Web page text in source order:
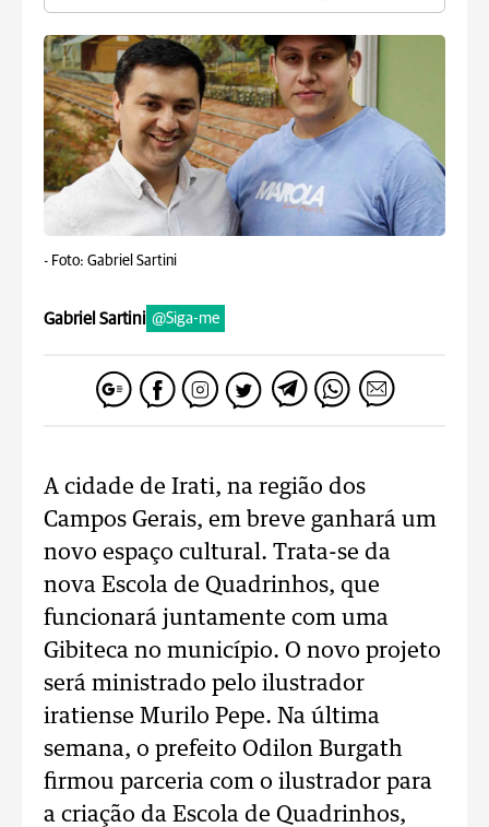
- Foto: Gabriel Sartini
Gabriel Sartini @Siga-me
A cidade de Irati, na região dos
Campos Gerais, em breve ganhará um
novo espaço cultural. Trata-se da
nova Escola de Quadrinhos, que
funcionará juntamente com uma
Gibiteca no município. O novo projeto
será ministrado pelo ilustrador
iratiense Murilo Pepe. Na última
semana, o prefeito Odilon Burgath
firmou parceria com o ilustrador para
a criação da Escola de Quadrinhos,